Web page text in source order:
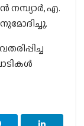
നമ്പ്യാർ, എ.